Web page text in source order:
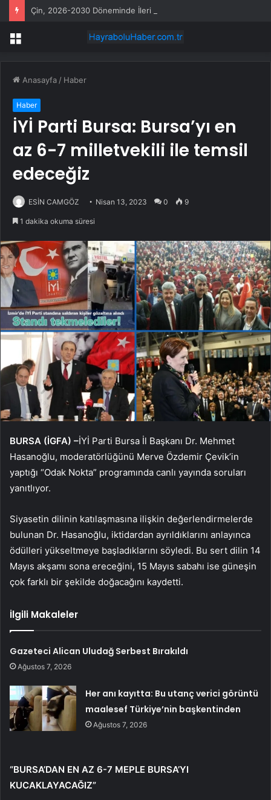
Menü
Anasayfa / Haber
Haber
İYİ Parti Bursa: Bursa’yı en
az 6-7 milletvekili ile temsil
edeceğiz
ESİN CAMGÖZ Nisan 13, 2023 0 9
1 dakika okuma süresi
BURSA (İGFA) –İYİ Parti Bursa İl Başkanı Dr. Mehmet
Hasanoğlu, moderatörlüğünü Merve Özdemir Çevik’in
yaptığı “Odak Nokta” programında canlı yayında soruları
yanıtlıyor.
Siyasetin dilinin katılaşmasına ilişkin değerlendirmelerde
bulunan Dr. Hasanoğlu, iktidardan ayrıldıklarını anlayınca
ödülleri yükseltmeye başladıklarını söyledi. Bu sert dilin 14
Mayıs akşamı sona ereceğini, 15 Mayıs sabahı ise güneşin
çok farklı bir şekilde doğacağını kaydetti.
İlgili Makaleler
Gazeteci Alican Uludağ Serbest Bırakıldı
Ağustos 7, 2026
Her anı kayıtta: Bu utanç verici görüntü
maalesef Türkiye’nin başkentinden
Ağustos 7, 2026
“BURSA’DAN EN AZ 6-7 MEPLE BURSA’YI
KUCAKLAYACAĞIZ”